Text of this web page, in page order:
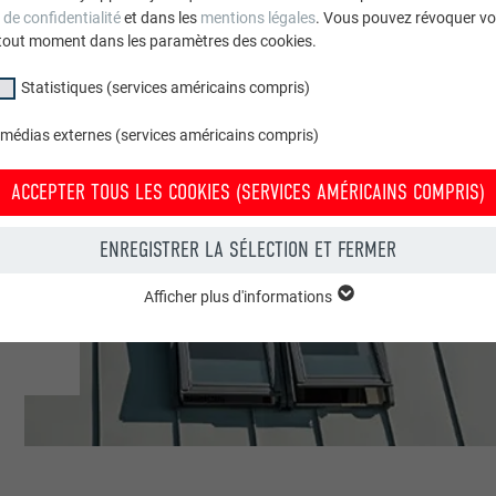
confidentialitéet dans les mentions légales. Vous pouvez révoquer
moment dans les paramètres des cookies.
Statistiques (services américains compris)
externes (services américains compris)
ACCEPTER TOUS LES COOKIES (SERVICES AMÉRICAINS COMPRIS)
ENREGISTRER LA SÉLECTION ET FERMER
le site Internet fonctionne correctement.
PHPSESSID
PHP
Afficher les informations relatives aux cookies
AMÉRICAINS COMPRIS)
Afficher plus d'informations